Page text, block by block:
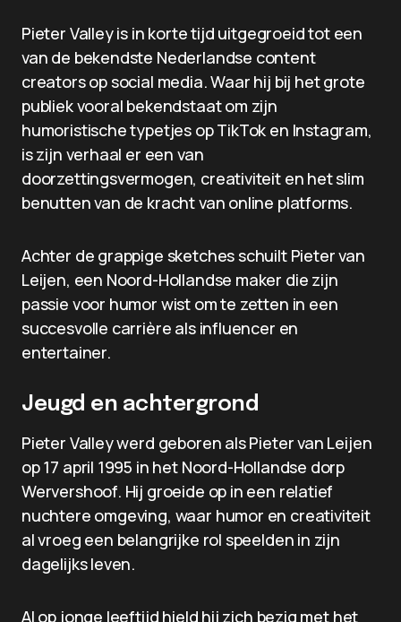
Pieter Valley is in korte tijd uitgegroeid tot een
van de bekendste Nederlandse content
creators op social media. Waar hij bij het grote
publiek vooral bekendstaat om zijn
humoristische typetjes op TikTok en Instagram,
is zijn verhaal er een van
doorzettingsvermogen, creativiteit en het slim
benutten van de kracht van online platforms.
Achter de grappige sketches schuilt Pieter van
Leijen, een Noord-Hollandse maker die zijn
passie voor humor wist om te zetten in een
succesvolle carrière als influencer en
entertainer.
Jeugd en achtergrond
Pieter Valley werd geboren als Pieter van Leijen
op 17 april 1995 in het Noord-Hollandse dorp
Wervershoof. Hij groeide op in een relatief
nuchtere omgeving, waar humor en creativiteit
al vroeg een belangrijke rol speelden in zijn
dagelijks leven.
Al op jonge leeftijd hield hij zich bezig met het